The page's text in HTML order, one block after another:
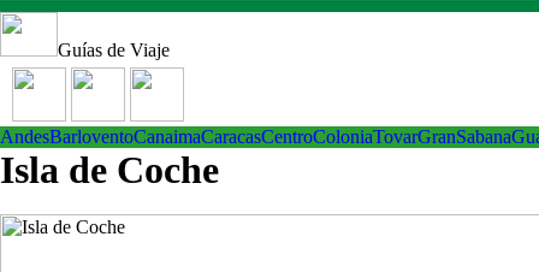
Guías de Viaje
AndesBarloventoCanaimaCaracasCentroColoniaTovarGranSabana
Isla de Coche